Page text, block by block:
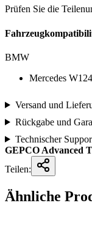
Prüfen Sie die
BMW
Mercedes
Versand und
Rückgabe und
Technischer
GEPCO Advanced
Teilen:
Ähnliche